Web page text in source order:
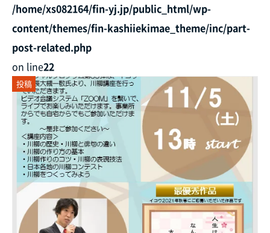
/home/xs082164/fin-yj.jp/public_html/wp-
content/themes/fin-kashiiekimae_theme/inc/part-
post-related.php
on line22
投稿